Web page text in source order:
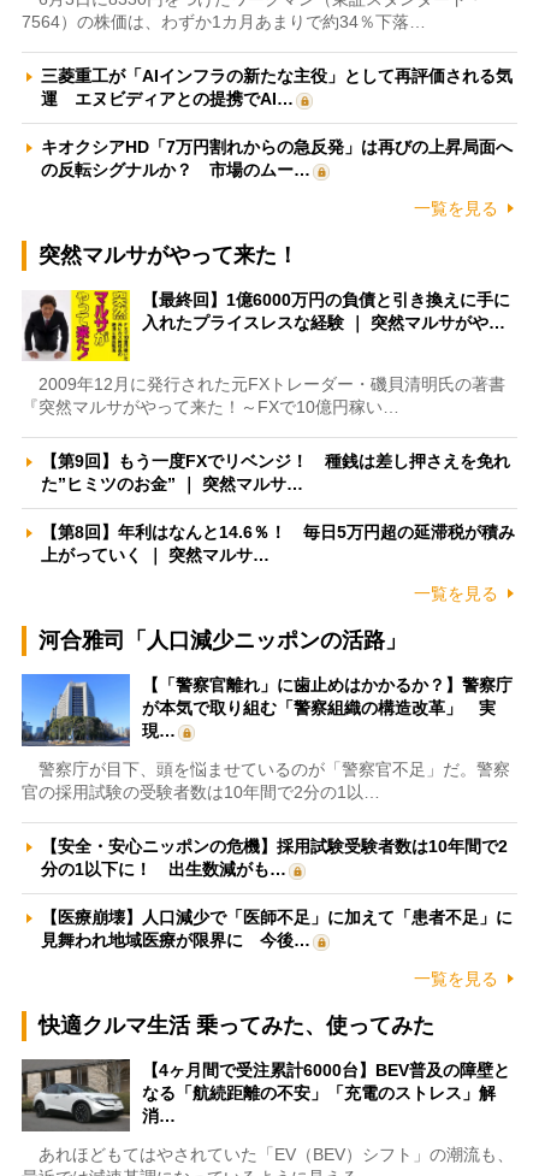
7564）の株価は、わずか1カ月あまりで約34％下落…
三菱重工が「AIインフラの新たな主役」として再評価される気
運 エヌビディアとの提携でAI…
キオクシアHD「7万円割れからの急反発」は再びの上昇局面へ
の反転シグナルか？ 市場のムー…
一覧を見る
突然マルサがやって来た！
【最終回】1億6000万円の負債と引き換えに手に
入れたプライスレスな経験 ｜ 突然マルサがや…
2009年12月に発行された元FXトレーダー・磯貝清明氏の著書
『突然マルサがやって来た！～FXで10億円稼い…
【第9回】もう一度FXでリベンジ！ 種銭は差し押さえを免れ
た”ヒミツのお金” ｜ 突然マルサ…
【第8回】年利はなんと14.6％！ 毎日5万円超の延滞税が積み
上がっていく ｜ 突然マルサ…
一覧を見る
河合雅司「人口減少ニッポンの活路」
【「警察官離れ」に歯止めはかかるか？】警察庁
が本気で取り組む「警察組織の構造改革」 実
現…
警察庁が目下、頭を悩ませているのが「警察官不足」だ。警察
官の採用試験の受験者数は10年間で2分の1以…
【安全・安心ニッポンの危機】採用試験受験者数は10年間で2
分の1以下に！ 出生数減がも…
【医療崩壊】人口減少で「医師不足」に加えて「患者不足」に
見舞われ地域医療が限界に 今後…
一覧を見る
快適クルマ生活 乗ってみた、使ってみた
【4ヶ月間で受注累計6000台】BEV普及の障壁と
なる「航続距離の不安」「充電のストレス」解
消…
あれほどもてはやされていた「EV（BEV）シフト」の潮流も、